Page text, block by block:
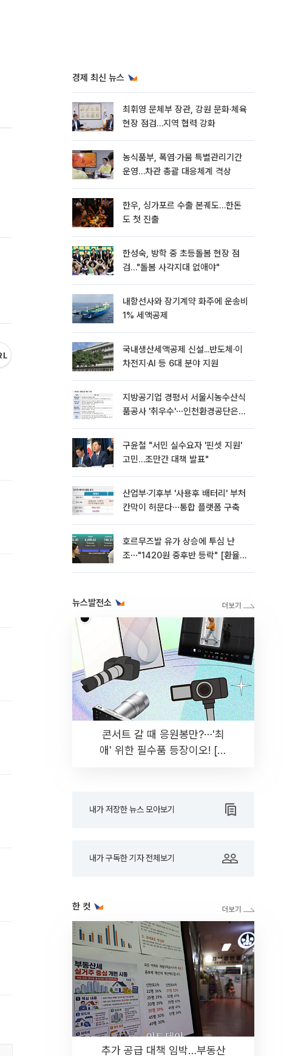
경제 최신 뉴스
최휘영 문체부 장관, 강원 문화·체육
현장 점검…지역 협력 강화
농식품부, 폭염·가뭄 특별관리기간
운영…차관 총괄 대응체계 격상
한우, 싱가포르 수출 본궤도…한돈
도 첫 진출
한성숙, 방학 중 초등돌봄 현장 점
검…"돌봄 사각지대 없애야"
내항선사와 장기계약 화주에 운송비
1% 세액공제
국내생산세액공제 신설...반도체·이
차전지·AI 등 6대 분야 지원
지방공기업 경평서 서울시농수산식
품공사 '취우수'⋯인천환경공단은
구윤철 "서민 실수요자 '핀셋 지원'
고민…조만간 대책 발표"
산업부·기후부 '사용후 배터리' 부처
칸막이 허문다⋯통합 플랫폼 구축
호르무즈발 유가 상승에 투심 난
조⋯"1420원 중후반 등락" [환율전
뉴스발전소
콘서트 갈 때 응원봉만?⋯'최
애' 위한 필수품 등장이오! [솔
내가 저장한 뉴스 모아보기
내가 구독한 기자 전체보기
한 컷
추가 공급 대책 임박…부동산